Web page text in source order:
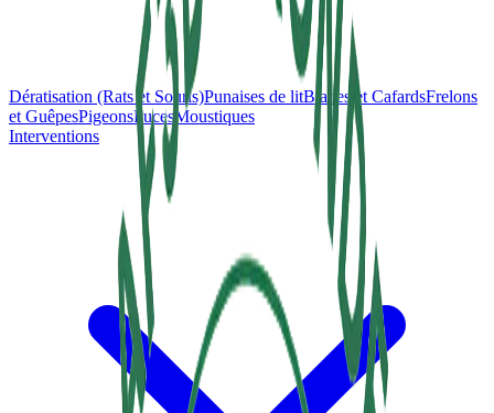
Dératisation (Rats et Souris)Punaises de litBlattes et CafardsFrelons
et GuêpesPigeonsPuces Moustiques
Interventions